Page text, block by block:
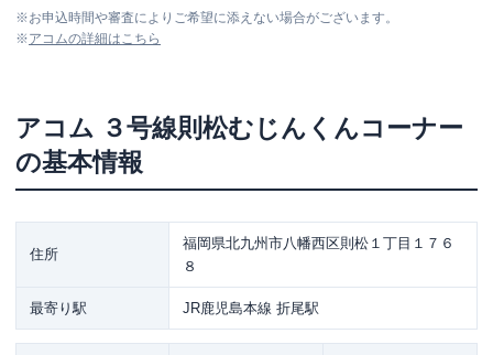
※お申込時間や審査によりご希望に添えない場合がございます。
※アコムの詳細はこちら
アコム ３号線則松むじんくんコーナー
の基本情報
住所
福岡県北九州市八幡西区則松１丁目１７６
８
最寄り駅 JR鹿児島本線 折尾駅